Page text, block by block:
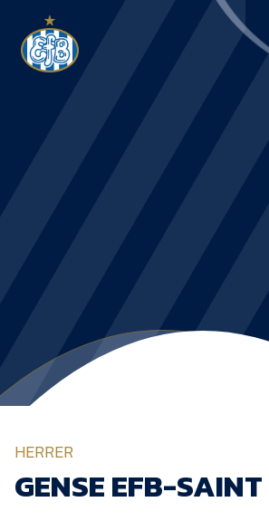
BLUE
NYHEDER
HERRER
GENSE EFB-